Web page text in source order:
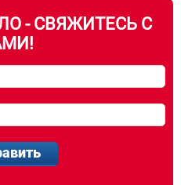
- СВЯЖИТЕСЬ С